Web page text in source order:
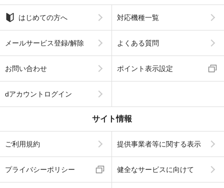
はじめての方へ 対応機種一覧
メールサービス登録/解除 よくある質問
お問い合わせ ポイント表示設定
dアカウントログイン
サイト情報
ご利用規約 提供事業者等に関する表示
プライバシーポリシー 健全なサービスに向けて